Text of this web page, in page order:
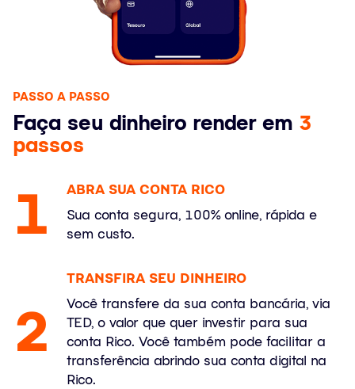
PASSO A PASSO
Faça seu dinheiro render em 3
passos
1
ABRA SUA CONTA RICO
Sua conta segura, 100% online, rápida e
sem custo.
2
TRANSFIRA SEU DINHEIRO
Você transfere da sua conta bancária, via
TED, o valor que quer investir para sua
conta Rico. Você também pode facilitar a
transferência abrindo sua conta digital na
Rico.